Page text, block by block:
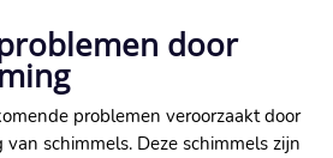
door
problemen veroorzaakt door
schimmels. Deze schimmels zijn